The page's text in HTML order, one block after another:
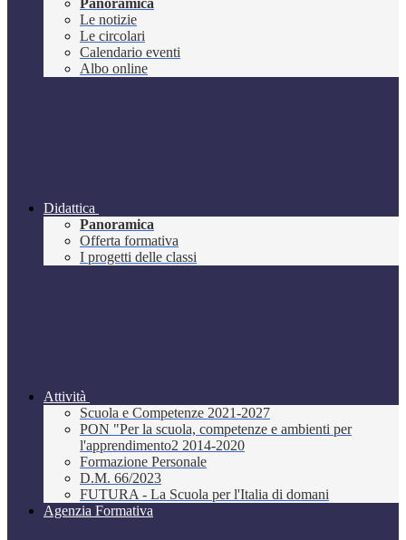
Panoramica
Le notizie
Le circolari
Calendario eventi
Albo online
Didattica
Panoramica
Offerta formativa
I progetti delle classi
Attività
Scuola e Competenze 2021-2027
PON "Per la scuola, competenze e ambienti per
l'apprendimento2 2014-2020
Formazione Personale
D.M. 66/2023
FUTURA - La Scuola per l'Italia di domani
Agenzia Formativa